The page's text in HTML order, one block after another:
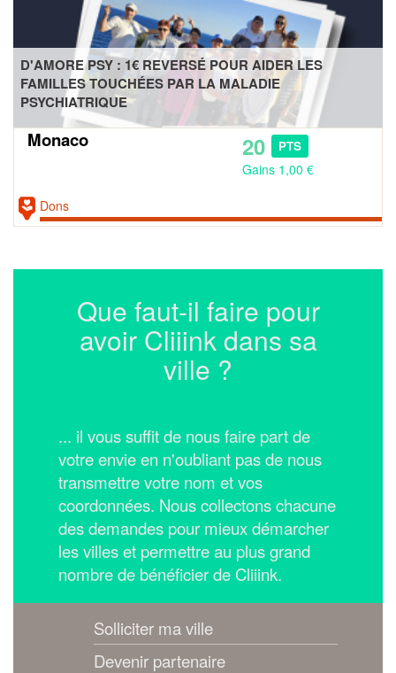
D'AMORE PSY : 1€ REVERSÉ POUR AIDER LES
FAMILLES TOUCHÉES PAR LA MALADIE
PSYCHIATRIQUE
Monaco 20 PTS
Gains 1,00 €
Dons
Que faut-il faire pour
avoir Cliiink dans sa
ville ?
... il vous suffit de nous faire part de
votre envie en n'oubliant pas de nous
transmettre votre nom et vos
coordonnées. Nous collectons chacune
des demandes pour mieux démarcher
les villes et permettre au plus grand
nombre de bénéficier de Cliiink.
Solliciter ma ville
Devenir partenaire